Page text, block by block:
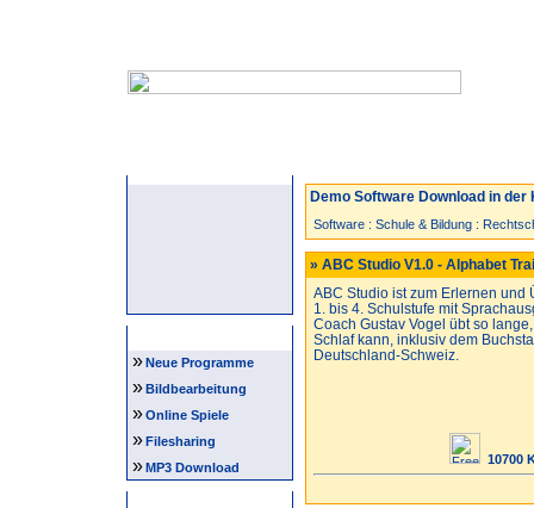
»Neue Programme
»Bildbearbeitung
»Online Spiele
»Filesharing
»MP3 Download
Demo Software Download in der
Software : Schule & Bildung :
» ABC Studio V1.0 - Alphabet
ABC Studio ist zum Erlernen und
1. bis 4. Schulstufe mit
Coach Gustav Vogel übt so
Schlaf kann, inklusiv dem
Deutschland-Schweiz.
10700